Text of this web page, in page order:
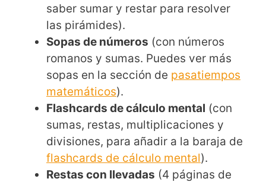
saber sumar y restar para resolver
las pirámides).
Sopas de números (con números
romanos y sumas. Puedes ver más
sopas en la sección de pasatiempos
matemáticos).
Flashcards de cálculo mental (con
sumas, restas, multiplicaciones y
divisiones, para añadir a la baraja de
flashcards de cálculo mental).
Restas con llevadas (4 páginas de